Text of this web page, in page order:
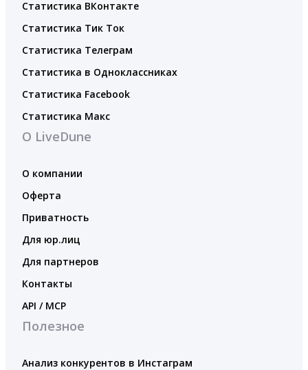
Статистика ВКонтакте
Статистика Тик Ток
Статистика Телеграм
Статистика в Одноклассниках
Статистика Facebook
Статистика Макс
О LiveDune
О компании
Оферта
Приватность
Для юр.лиц
Для партнеров
Контакты
API / MCP
Полезное
Анализ конкурентов в Инстаграм